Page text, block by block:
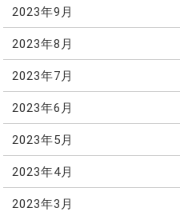
2023年9月
2023年8月
2023年7月
2023年6月
2023年5月
2023年4月
2023年3月